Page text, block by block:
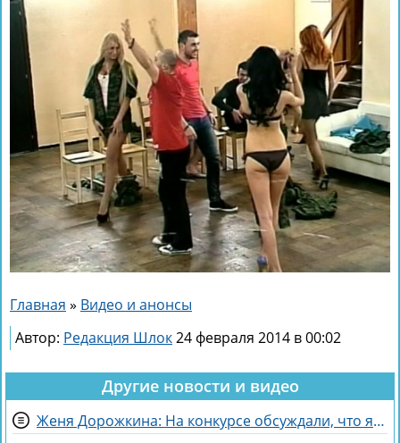
Главная » Видео и анонсы
Автор: Редакция Шлок24 февраля 2014 в 00:02
Другие новости и видео
Женя Дорожкина: На конкурсе обсуждали, что я злая и мстительная